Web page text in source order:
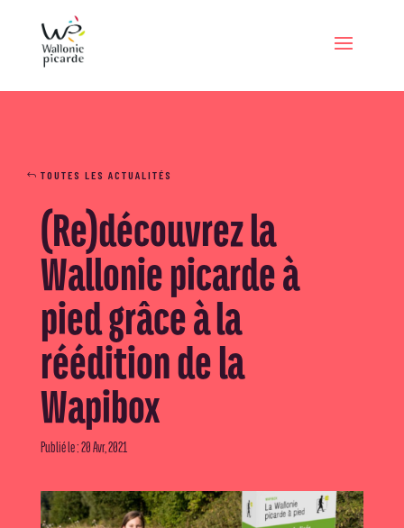
TOUTES LES ACTUALITÉS
(Re)découvrez la
Wallonie picarde à
pied grâce à la
réédition de la
Wapibox
Publié le : 20 Avr, 2021